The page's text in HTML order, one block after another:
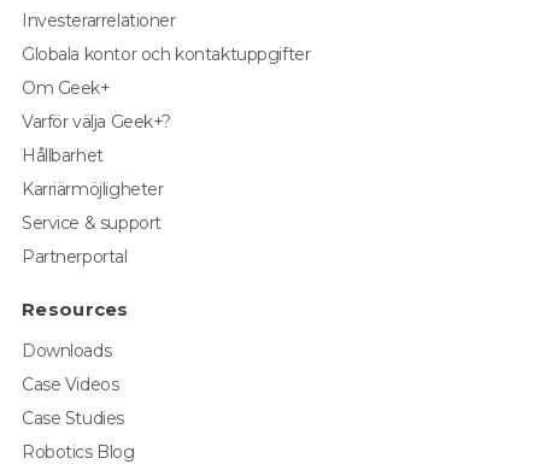
Investerarrelationer
Globala kontor och kontaktuppgifter
Om Geek+
Varför välja Geek+?
Hållbarhet
Karriärmöjligheter
Service & support
Partnerportal
Resources
Downloads
Case Videos
Case Studies
Robotics Blog